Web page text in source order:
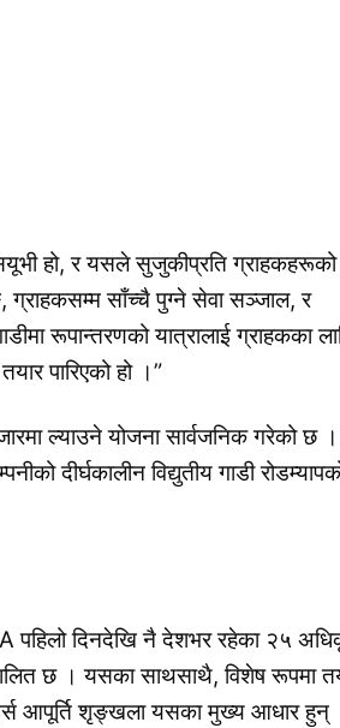
हो, र यसले सुजुकीप्रति ग्राहकहरूको
ग्राहकसम्म साँच्चै पुग्ने सेवा सञ्जाल, र
रूपान्तरणको यात्रालाई ग्राहकका
पारिएको हो ।”
ल्याउने योजना सार्वजनिक गरेको छ ।
दीर्घकालीन विद्युतीय गाडी
पहिलो दिनदेखि नै देशभर रहेका २५
छ । यसका साथसाथै, विशेष रूपमा
आपूर्ति शृङ्खला यसका मुख्य आधार हुन्